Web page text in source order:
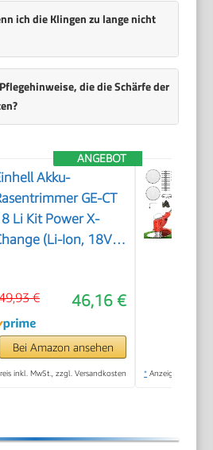
ich die Klingen zu lange nicht
die die Schärfe der
ANGEBOT
Akku-
GE-CT
Li Kit Power X-
(Li-Ion, 18V,
2,0Ah Akku und
Ladegerät)
46,16 €
€
Bei Amazon ansehen
inkl. MwSt., zzgl. Versandkosten * Anzeige